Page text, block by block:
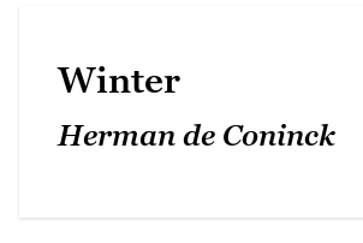
Winter
Herman de Coninck